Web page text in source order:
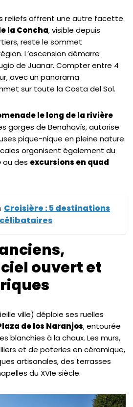
reliefs offrent une autre facette
la Concha, visible depuis
reste le sommet
L’ascension démarre
de Juanar. Compter entre 4
avec un panorama
sur toute la Costa del Sol.
le long de la rivière
gorges de Benahavís, autorise
pique-nique en pleine nature.
organisent également du
ou des excursions en quad
Croisière : 5 destinations
ouvert et
ville) déploie ses ruelles
de los Naranjos, entourée
blanchies à la chaux. Les murs,
et de poteries en céramique,
artisanales, des terrasses
du XVIe siècle.